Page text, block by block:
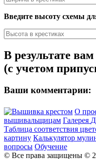
Введите высоту схемы
В результате
(с учетом
Ваши комментарии:
О
вышивальщицам Галерея
Таблица соответствия
картину Калькулятор
вопросы Обучение
© Все права защищены ©